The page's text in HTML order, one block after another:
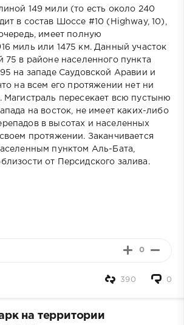
149 мили (то есть около 240
в состав Шоссе #10 (Highway, 10),
имеет полную
миль или 1475 км. Данный участок
75 в районе населенного пункта
на западе Саудoвской Арaвии и
на всем его протяжении нет ни
Магистраль пересекает всю пустыню
на восток, не имеет каких-либо
в высотах и населенных
протяжении. Заканчивается
пунктом Аль-Бата,
от Персидского залива.
0
0
390
на территории